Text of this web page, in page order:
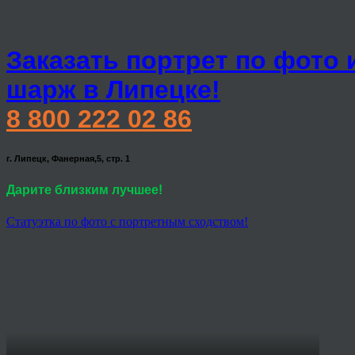
Заказать портрет по фото
шарж в Липецке!
8 800 222 02 86
г. Липецк, Фанерная,5, стр. 1
Дарите близким лучшее!
Статуэтка по фото с портретным сходством!